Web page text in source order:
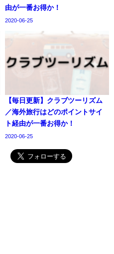
由が一番お得か！
2020-06-25
【毎日更新】クラブツーリズム
／海外旅行はどのポイントサイ
ト経由が一番お得か！
2020-06-25